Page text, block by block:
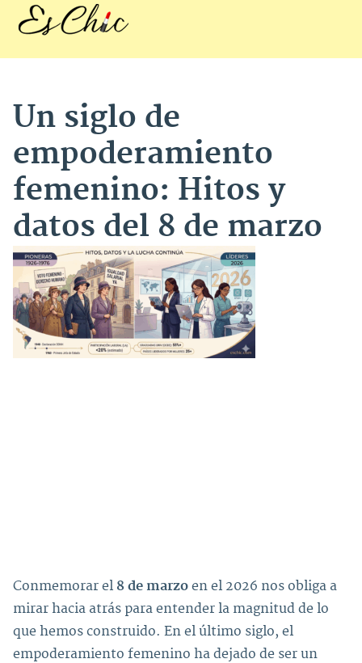
Un siglo de
empoderamiento
femenino: Hitos y
datos del 8 de marzo
Conmemorar el 8 de marzo en el 2026 nos obliga a
mirar hacia atrás para entender la magnitud de lo
que hemos construido. En el último siglo, el
empoderamiento femenino ha dejado de ser un